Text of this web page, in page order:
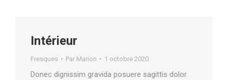
Intérieur
Fresques Par Marion 1 octobre 2020
Donec dignissim gravida posuere sagittis dolor.